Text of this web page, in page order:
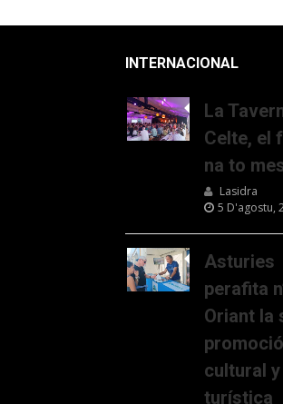
INTERNACIONAL
La
Celte, el
na to
Lasidra
5 D'agostu,
Asturies
perafita
Oriant la
cultural y
turística